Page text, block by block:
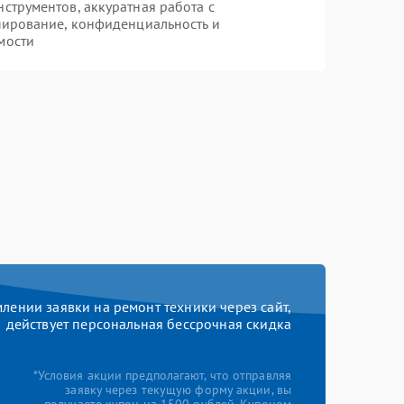
аккуратная работа с
конфиденциальность и
заявки на ремонт техники через сайт,
действует персональная бессрочная скидка
*Условия акции предполагают, что отправляя
заявку через текущую форму акции, вы